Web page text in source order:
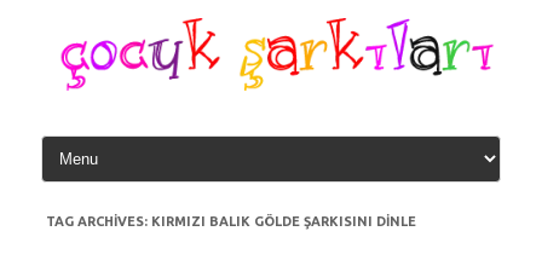
content
TAG ARCHIVES: KIRMIZI BALIK GÖLDE ŞARKISINI DINLE